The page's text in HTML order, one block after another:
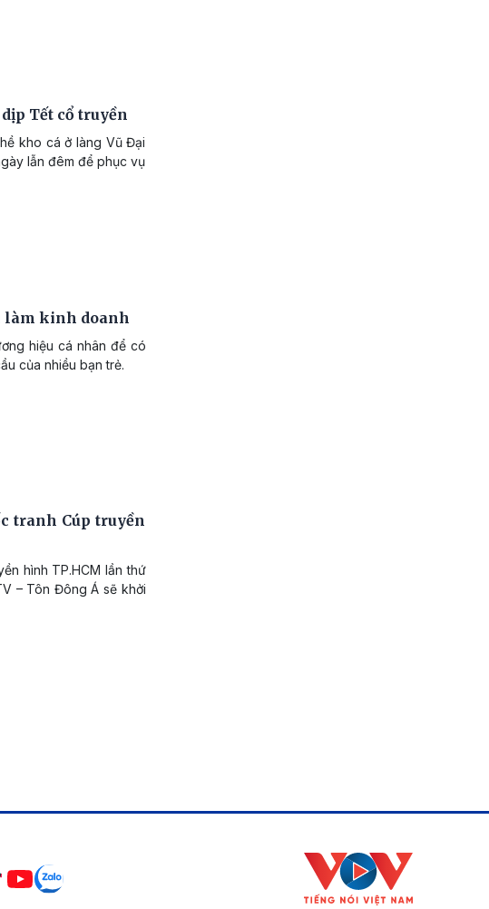
Tết cổ truyền
kho cá ở làng Vũ Đại
lẫn đêm để phục vụ
làm kinh doanh
hiệu cá nhân để có
của nhiều bạn trẻ.
tranh Cúp truyền
hình TP.HCM lần thứ
– Tôn Đông Á sẽ khởi